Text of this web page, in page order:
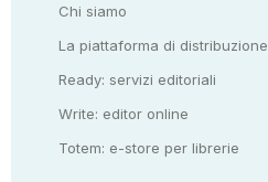
Chi siamo
La piattaforma di distribuzione
Ready: servizi editoriali
Write: editor online
Totem: e-store per librerie